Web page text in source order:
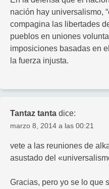
nación hay universalismo,
compagina las libertades
pueblos en uniones
imposiciones basadas en
la fuerza injusta.
Tantaz tanta dice:
marzo 8, 2014 a las 00:21
vete a las reuniones de
asustado del
Gracias, pero yo se lo que